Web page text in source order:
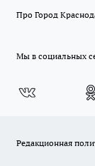
Про Город
Мы в социальных
Редакционная